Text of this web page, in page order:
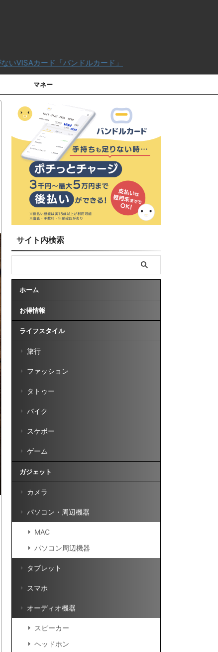
ンドルカード」
マネー
サイト内検索
ホーム
お得情報
ライフスタイル
旅行
ファッション
タトゥー
バイク
スケボー
ゲーム
ガジェット
カメラ
パソコン・周辺機器
MAC
パソコン周辺機器
タブレット
スマホ
オーディオ機器
スピーカー
ヘッドホン